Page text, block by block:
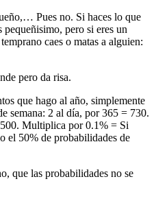
Pues no. Si haces lo que
pequeñisimo, pero si eres un
caes o matas a alguien:
pero da risa.
que hago al año, simplemente
semana: 2 al día, por 365 = 730.
Multiplica por 0.1% = Si
el 50% de probabilidades de
que las probabilidades no se